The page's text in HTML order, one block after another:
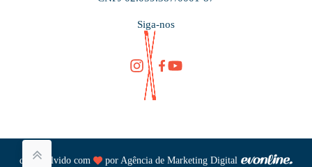
Siga-nos
desenvolvido com por Agência de Marketing Digital